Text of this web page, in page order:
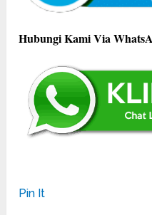
Hubungi Kami Via
Pin It